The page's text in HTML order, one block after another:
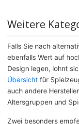
Weitere
Falls Sie nach
ebenfalls Wert auf
Design legen, lohnt
Übersicht für
auch andere
Altersgruppen und
Zwei besonders